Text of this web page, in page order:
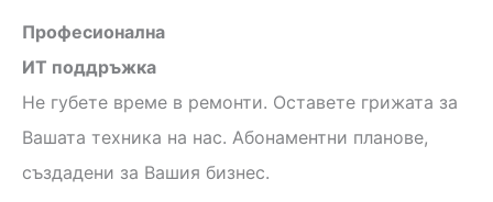
Професионална
ИТ поддръжка
Не губете време в ремонти. Оставете грижата за
Вашата техника на нас. Абонаментни планове,
създадени за Вашия бизнес.